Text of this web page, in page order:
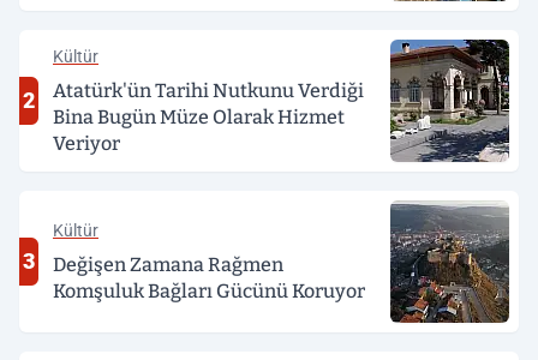
2
Kültür
Atatürk'ün Tarihi Nutkunu Verdiği
Bina Bugün Müze Olarak Hizmet
Veriyor
3
Kültür
Değişen Zamana Rağmen
Komşuluk Bağları Gücünü Koruyor